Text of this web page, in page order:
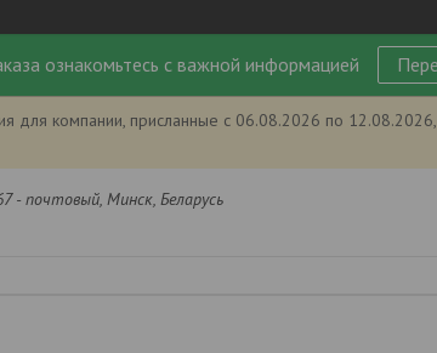
ознакомьтесь с важной информацией
для компании, присланные с 06.08.2026 по
- почтовый, Минск, Беларусь